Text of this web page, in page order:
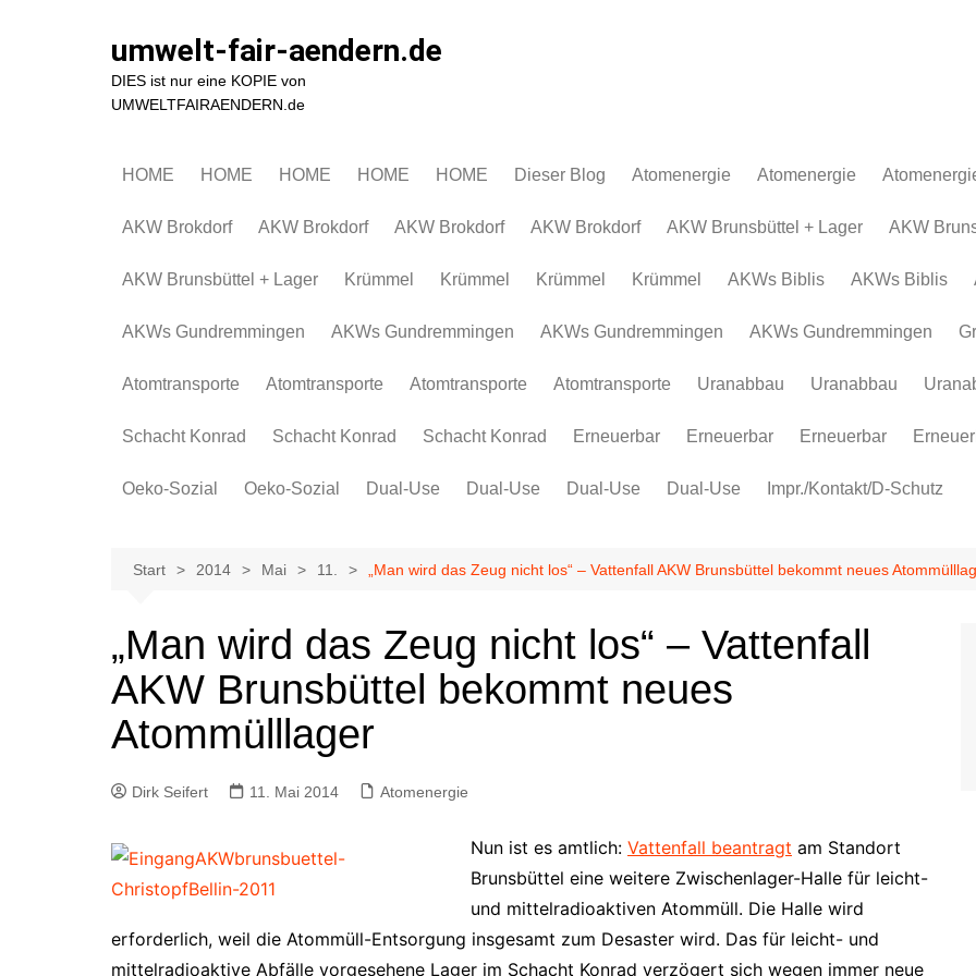
umwelt-fair-aendern.de
DIES ist nur eine KOPIE von
UMWELTFAIRAENDERN.de
HOME HOME HOME HOME HOME Dieser Blog Atomenergie
Atomkraftwerke
AKW
Krümmel
AKWs Biblis
Atomenergie
Atomkraftwerke
Atommüll
Rohstoffe und Konflikte
Atommüll
Rohstoffe
AKW Brokdorf AKW Brokdorf AKW Brokdorf AKW Brokdorf AKW Brunsbüttel + Lager AKW
AKW Brunsbüttel + Lager Krümmel Krümmel Krümmel Krümmel AKWs Biblis AKWs Biblis
AKWs Gundremmingen AKWs Gundremmingen AKWs Gundremmingen AKWs Gundremmingen
Atomtransporte Atomtransporte Atomtransporte Atomtransporte Uranabbau Uranabbau
Schacht Konrad Schacht Konrad Schacht Konrad Erneuerbar Erneuerbar Erneuerbar
Oeko-Sozial
Arbeitsplätze
IG Metall
Oeko-Sozial
Arbeitsplätze
IG Metall
Dual-Use Dual-Use Dual-Use Dual-Use Impr./Kontakt/D-Schutz
Start 2014 Mai 11. „Man wird das Zeug nicht los“ – Vattenfall AKW Brunsbüttel bekommt neues
„Man wird das Zeug nicht los“ – Vattenfall
AKW Brunsbüttel bekommt neues
Atommülllager
Dirk Seifert 11. Mai 2014 Atomenergie
Nun ist es amtlich: Vattenfall beantragt am Standort
Brunsbüttel eine weitere Zwischenlager-Halle für leicht-
und mittelradioaktiven Atommüll. Die Halle wird
erforderlich, weil die Atommüll-Entsorgung insgesamt zum Desaster wird. Das für leicht- und
mittelradioaktive Abfälle vorgesehene Lager im Schacht Konrad verzögert sich wegen immer neue